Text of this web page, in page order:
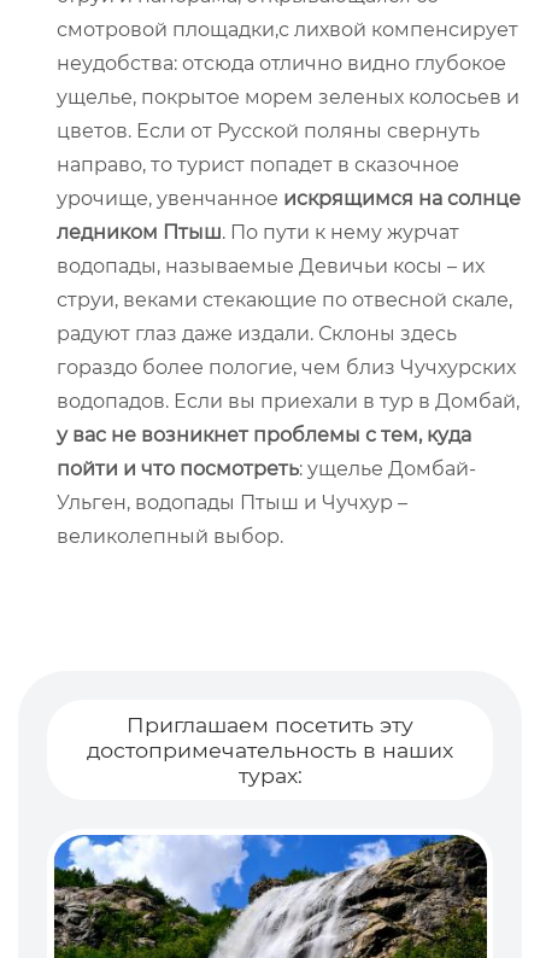
смотровой площадки,с лихвой компенсирует
неудобства: отсюда отлично видно глубокое
ущелье, покрытое морем зеленых колосьев и
цветов. Если от Русской поляны свернуть
направо, то турист попадет в сказочное
урочище, увенчанное искрящимся на солнце
ледником Птыш. По пути к нему журчат
водопады, называемые Девичьи косы – их
струи, веками стекающие по отвесной скале,
радуют глаз даже издали. Склоны здесь
гораздо более пологие, чем близ Чучхурских
водопадов. Если вы приехали в тур в Домбай,
у вас не возникнет проблемы с тем, куда
пойти и что посмотреть: ущелье Домбай-
Ульген, водопады Птыш и Чучхур –
великолепный выбор.
Приглашаем посетить эту
достопримечательность в наших
турах: